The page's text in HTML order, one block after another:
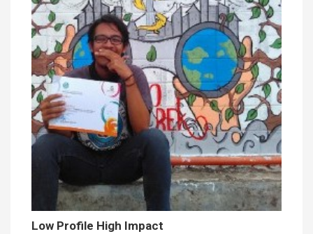
Low Profile High Impact